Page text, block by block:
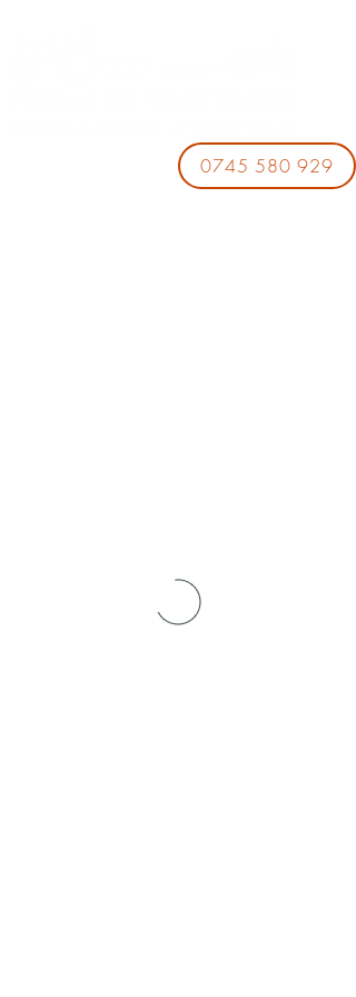
0745 580 929